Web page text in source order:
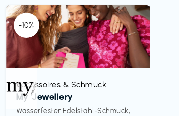
-10%
Accessoires & Schmuck
My Jewellery
Wasserfester Edelstahl-Schmuck,
€‎